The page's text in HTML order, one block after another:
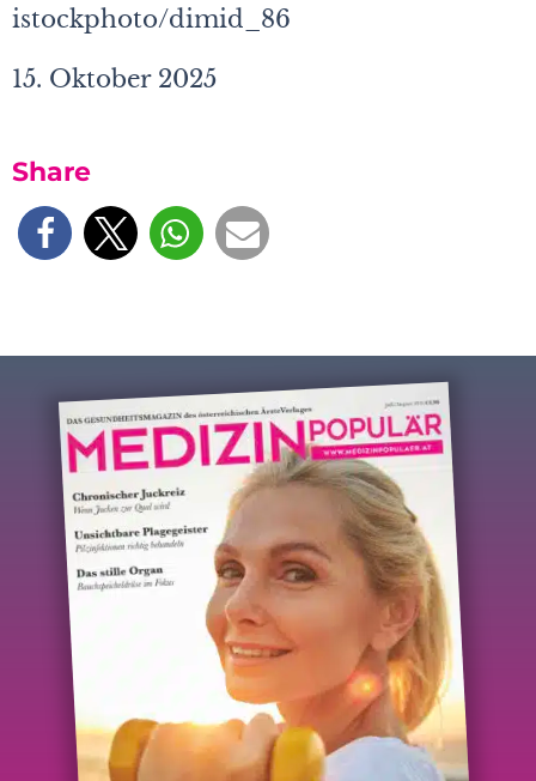
istockphoto/dimid_86
15. Oktober 2025
Share